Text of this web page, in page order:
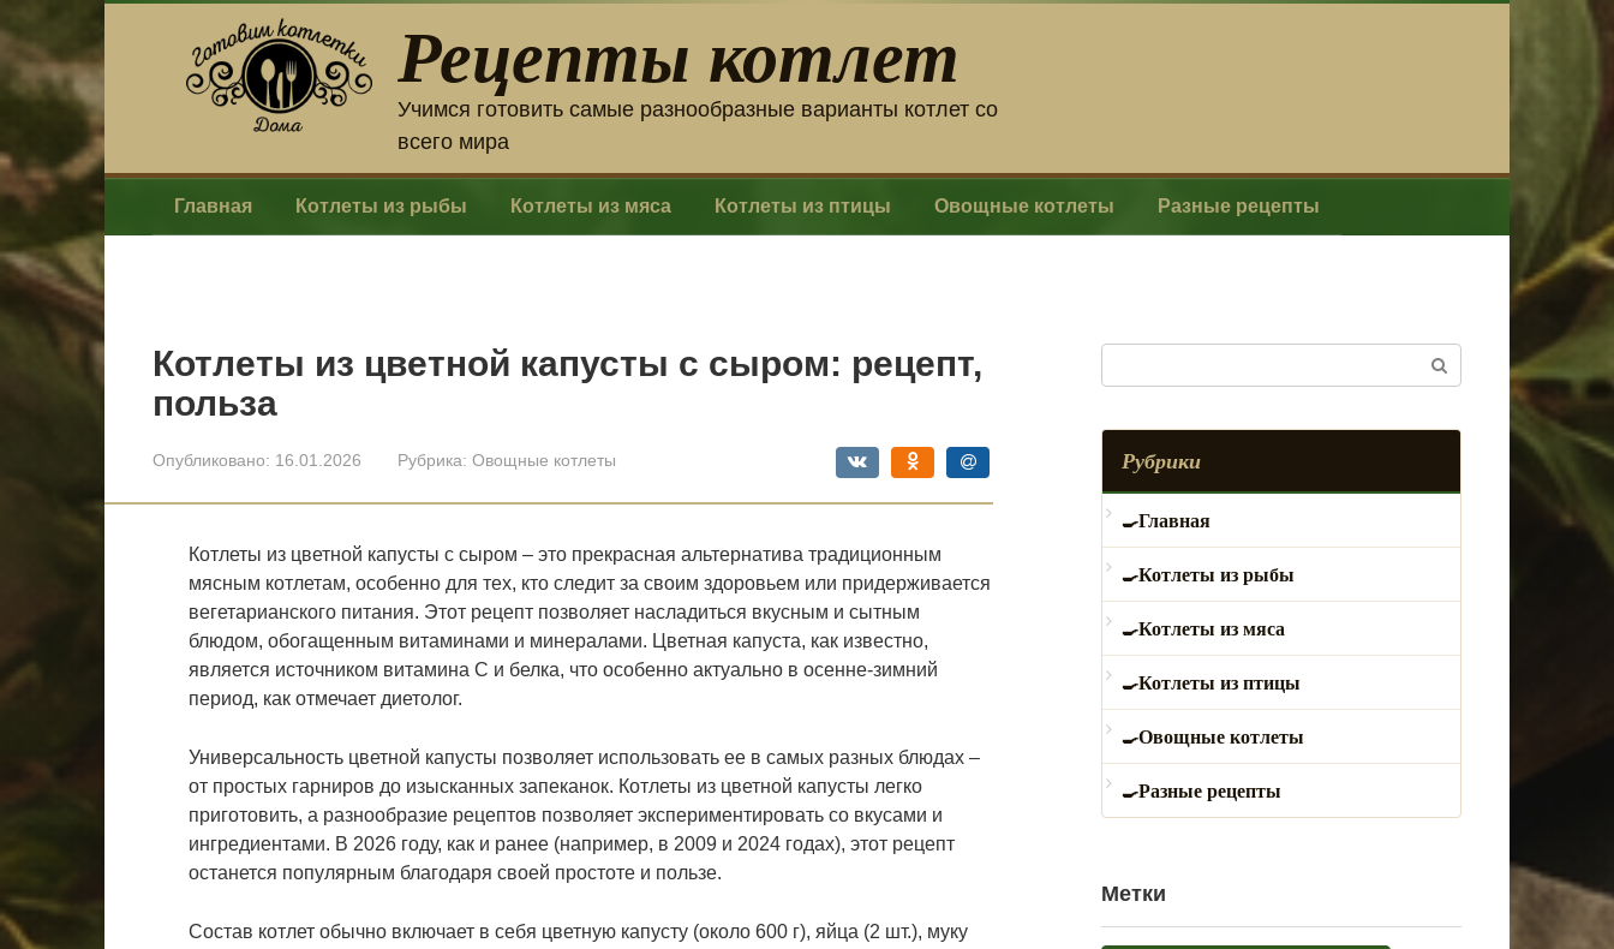
контенту
Рецепты котлет
Учимся готовить самые разнообразные варианты котлет со
всего мира
Главная Котлеты из рыбы Котлеты из мяса Котлеты из птицы Овощные котлеты Разные рецепты
Котлеты из цветной капусты с сыром: рецепт,
польза
Опубликовано: 16.01.2026 Рубрика: Овощные котлеты
Котлеты из цветной капусты с сыром – это прекрасная альтернатива традиционным
мясным котлетам, особенно для тех, кто следит за своим здоровьем или придерживается
вегетарианского питания. Этот рецепт позволяет насладиться вкусным и сытным
блюдом, обогащенным витаминами и минералами. Цветная капуста, как известно,
является источником витамина C и белка, что особенно актуально в осенне-зимний
период, как отмечает диетолог.
Универсальность цветной капусты позволяет использовать ее в самых разных блюдах –
от простых гарниров до изысканных запеканок. Котлеты из цветной капусты легко
приготовить, а разнообразие рецептов позволяет экспериментировать со вкусами и
ингредиентами. В 2026 году, как и ранее (например, в 2009 и 2024 годах), этот рецепт
останется популярным благодаря своей простоте и пользе.
Состав котлет обычно включает в себя цветную капусту (около 600 г), яйца (2 шт.), муку
Рубрики
Главная
Котлеты из рыбы
Котлеты из мяса
Котлеты из птицы
Овощные котлеты
Разные рецепты
Метки